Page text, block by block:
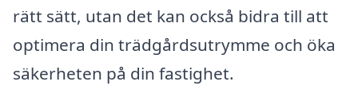
rätt sätt, utan det kan också bidra till att
optimera din trädgårdsutrymme och öka
säkerheten på din fastighet.